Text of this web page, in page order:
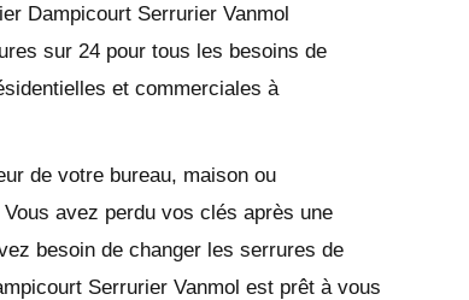
Dampicourt Serrurier Vanmol
sur 24 pour tous les besoins de
et commerciales à
de votre bureau, maison ou
avez perdu vos clés après une
besoin de changer les serrures de
Serrurier Vanmol est prêt à vous